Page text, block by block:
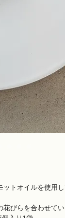
トオイルを使用
びらを合わせてい